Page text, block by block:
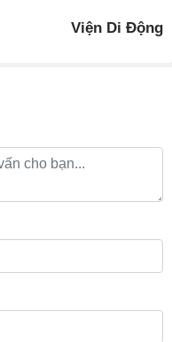
Viện Di Động